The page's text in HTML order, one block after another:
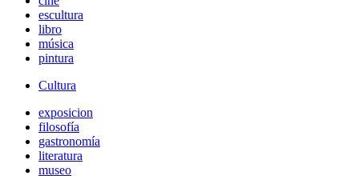
escultura
libro
música
pintura
Cultura
exposicion
filosofía
gastronomía
literatura
museo